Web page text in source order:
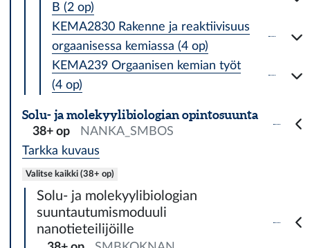
B (2 op)
KEMA2830 Rakenne ja reaktiivisuus
orgaanisessa kemiassa (4 op)
KEMA239 Orgaanisen kemian työt
(4 op)
Solu- ja molekyylibiologian opintosuunta
38+ op
NANKA_SMBOS
Tarkka kuvaus
Valitse kaikki (38+ op)
Solu- ja molekyylibiologian
suuntautumismoduuli
nanotieteilijöille